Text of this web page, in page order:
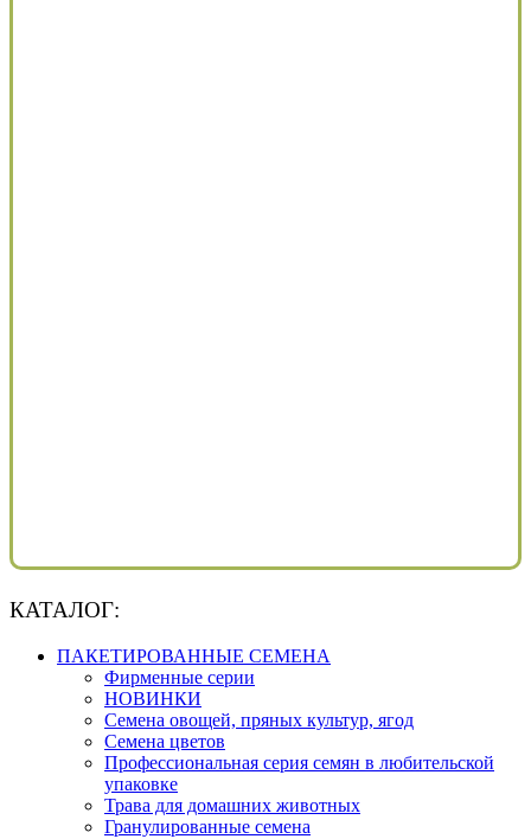
КАТАЛОГ:
ПАКЕТИРОВАННЫЕ СЕМЕНА
Фирменные серии
НОВИНКИ
Семена овощей, пряных культур, ягод
Семена цветов
Профессиональная серия семян в любительской
упаковке
Трава для домашних животных
Гранулированные семена